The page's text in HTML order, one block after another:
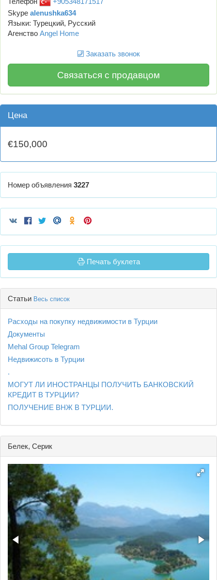
Skype alenushka634
Языки: Турецкий, Русский
Агенство Angel Home
Заказать звонок
Связаться с продавцом
Цена
€150,000
Номер объявления 3227
Печать буклета
Статьи Весь список
Расходы на покупку недвижимости в Турции
Документы
Mehal Group Telegram
Недвижисоть в Турции
.
МОГУТ ЛИ ИНОСТРАНЦЫ ПОЛУЧИТЬ БАНКОВСКИЙ
КРЕДИТ В ТУРЦИИ?
ПОЛУЧЕНИЕ ВНЖ В ТУРЦИИ.
Белек, Серик